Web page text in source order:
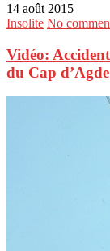
14 août 2015
Insolite No
Vidéo:
du Cap d’Agde